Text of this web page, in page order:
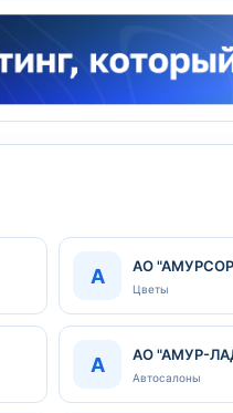
А АО
Цветы
А АО "АМУР-
Автосалоны